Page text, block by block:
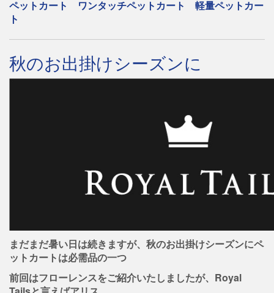
秋のお出掛けシーズンに
まだまだ暑い日は続きますが、秋のお出掛けシーズンにペ
ットカートは必需品の一つ
前回はフローレンスをご紹介いたしましたが、Royal